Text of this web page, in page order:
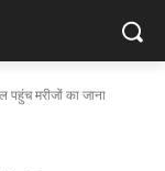
पहुंच मरीजों का जाना